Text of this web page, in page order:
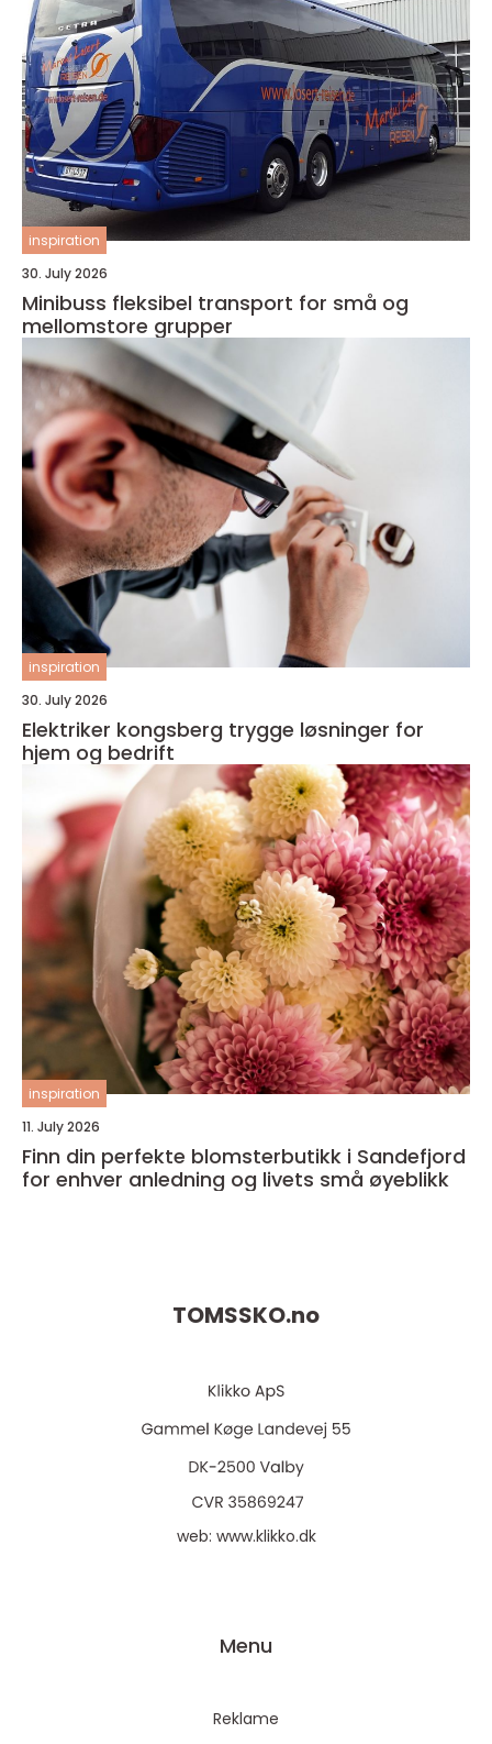
inspiration
30. July 2026
Minibuss fleksibel transport for små og
mellomstore grupper
inspiration
30. July 2026
Elektriker kongsberg trygge løsninger for
hjem og bedrift
inspiration
11. July 2026
Finn din perfekte blomsterbutikk i Sandefjord
for enhver anledning og livets små øyeblikk
TOMSSKO.no
web: www.klikko.dk
Menu
Reklame